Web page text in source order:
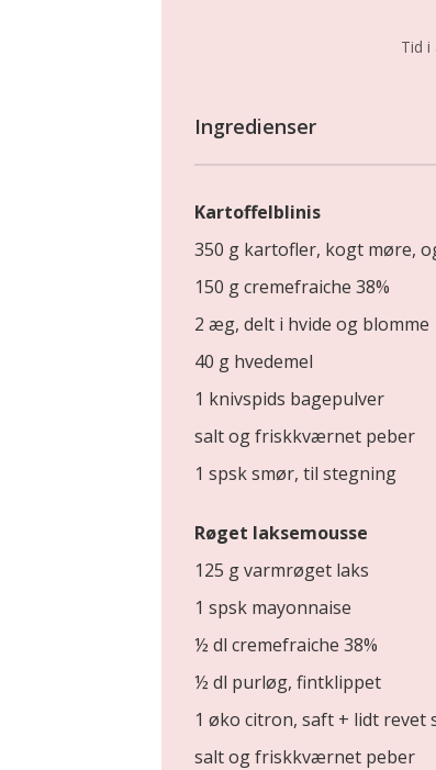
Tid i
Ingredienser
Kartoffelblinis
350 g kartofler, kogt møre,
150 g cremefraiche 38%
2 æg, delt i hvide og blomme
40 g hvedemel
1 knivspids bagepulver
salt og friskkværnet peber
1 spsk smør, til stegning
Røget laksemousse
125 g varmrøget laks
1 spsk mayonnaise
½ dl cremefraiche 38%
½ dl purløg, fintklippet
1 øko citron, saft + lidt revet
salt og friskkværnet peber